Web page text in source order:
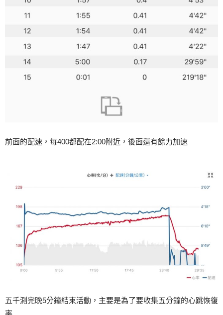
前面的配速，每400都配在2:00附近，後面還有餘力加速
五千測完晚5分鐘結束活動，主要是為了要收集五分鐘的心跳恢復
率